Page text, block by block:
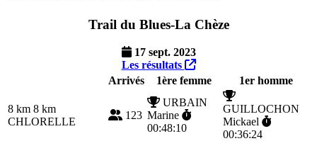
Trail du Blues-La Chèze
17 sept. 2023
Les résultats
Arrivés
1ère femme 1er homme
8 km 8 km
CHLORELLE
123
URBAIN
Marine
00:48:10
GUILLOCHON
Mickael
00:36:24